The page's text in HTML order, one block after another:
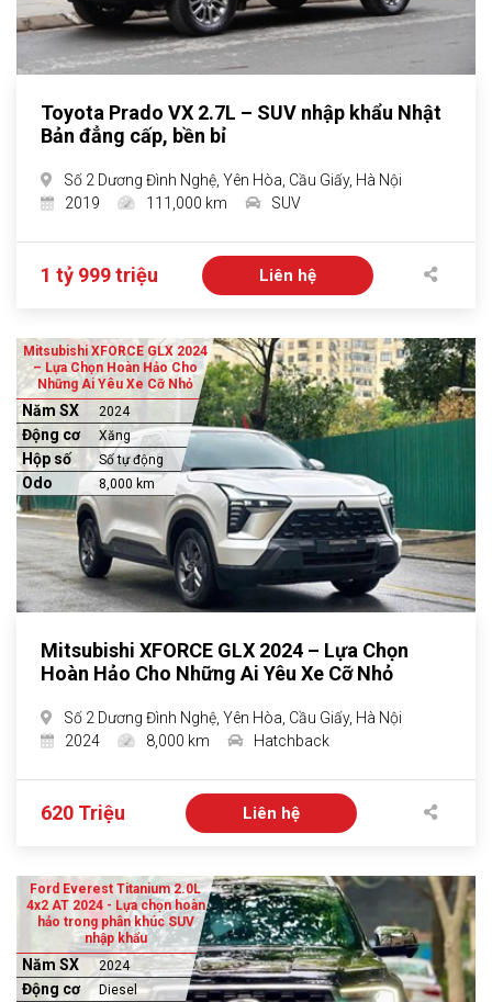
Toyota Prado VX 2.7L – SUV nhập khẩu Nhật
Bản đẳng cấp, bền bỉ
Số 2 Dương Đình Nghệ, Yên Hòa, Cầu Giấy, Hà Nội
2019
111,000 km SUV
1 tỷ 999 triệu Liên hệ
Mitsubishi XFORCE GLX 2024
– Lựa Chọn Hoàn Hảo Cho
Những Ai Yêu Xe Cỡ Nhỏ
Năm SX 2024
Động cơ Xăng
Hộp số Số tự động
Odo 8,000 km
Mitsubishi XFORCE GLX 2024 – Lựa Chọn
Hoàn Hảo Cho Những Ai Yêu Xe Cỡ Nhỏ
Số 2 Dương Đình Nghệ, Yên Hòa, Cầu Giấy, Hà Nội
2024
8,000 km Hatchback
620 Triệu Liên hệ
Ford Everest Titanium 2.0L
4x2 AT 2024 - Lựa chọn hoàn
hảo trong phân khúc SUV
nhập khẩu
Năm SX 2024
Động cơ Diesel